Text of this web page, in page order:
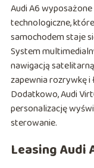
Audi A6
technologiczne,
samochodem staje
System
nawigacją
zapewnia rozrywkę i
Dodatkowo, Audi
personalizację
sterowanie.
Leasing Audi